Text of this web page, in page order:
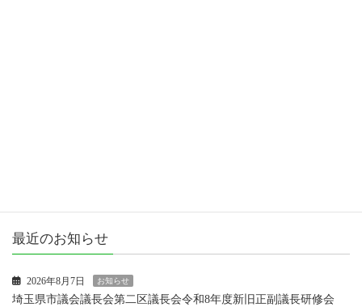
最近のお知らせ
2026年8月7日 お知らせ
埼玉県市議会議長会第二区議長会令和8年度新旧正副議長研修会